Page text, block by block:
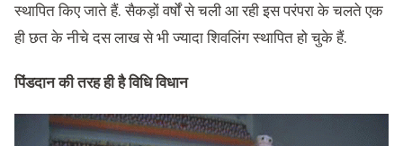
स्थापित किए जाते हैं. सैकड़ों वर्षों से चली आ रही इस परंपरा के चलते एक
ही छत के नीचे दस लाख से भी ज्यादा शिवलिंग स्थापित हो चुके हैं.
पिंडदान की तरह ही है विधि विधान